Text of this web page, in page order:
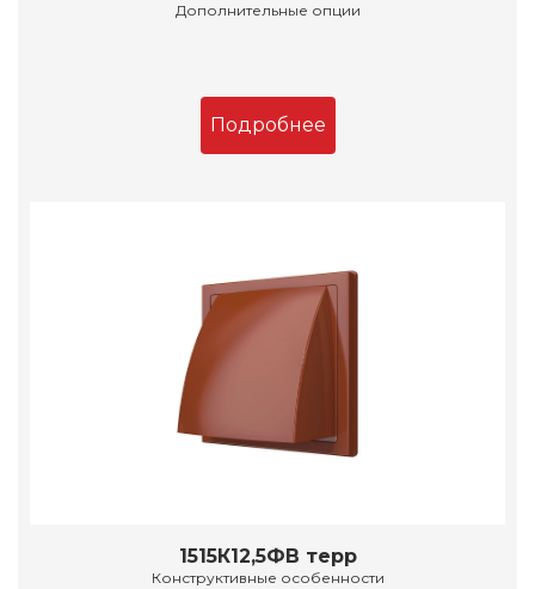
Дополнительные опции
Подробнее
1515К12,5ФВ терр
Конструктивные особенности